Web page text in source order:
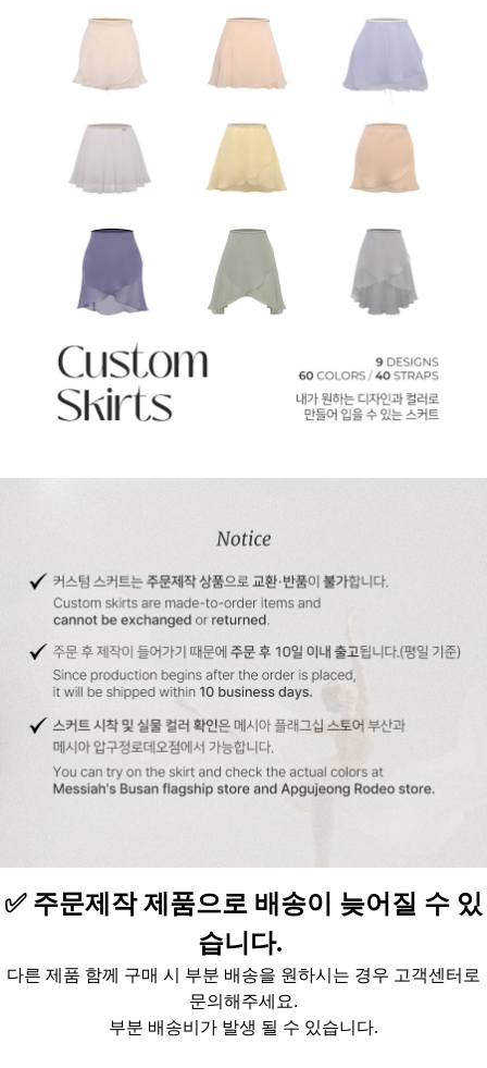
✅ 주문제작 제품으로 배송이 늦어질 수 있
습니다.
다른 제품 함께 구매 시 부분 배송을 원하시는 경우 고객센터로
문의해주세요.
부분 배송비가 발생 될 수 있습니다.